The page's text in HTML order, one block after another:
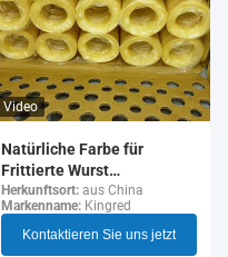
Video
Natürliche Farbe für
Frittierte Wurst
Kollagenhülsen
Herkunftsort: aus China
Markenname: Kingred
Kontaktieren Sie uns jetzt